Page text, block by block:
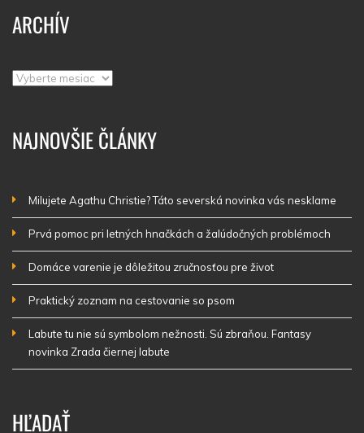
ARCHÍV
Archív
NAJNOVŠIE ČLÁNKY
Milujete Agathu Christie? Táto severská novinka vás nesklame
Prvá pomoc pri letných hnačkách a žalúdočných problémoch
Domáce varenie je dôležitou zručnosťou pre život
Praktický zoznam na cestovanie so psom
Labute tu nie sú symbolom nežnosti. Sú zbraňou. Fantasy
novinka Zrada čiernej labute
HĽADAŤ